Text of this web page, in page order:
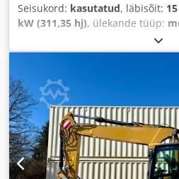
Seisukord: kasutatud, läbisõit:
kW (311,35 hj), ülekande tüüp:
, kogumass:
23 200 kg, maksimaalne
registreerimine:
pidurdamine
kabiin:päevakabiin, Varustus:
immobilisaatorisüsteem,
pardaarvuti, parkimissensorid,
standardkopp, suruõhupidur,
esitulede,